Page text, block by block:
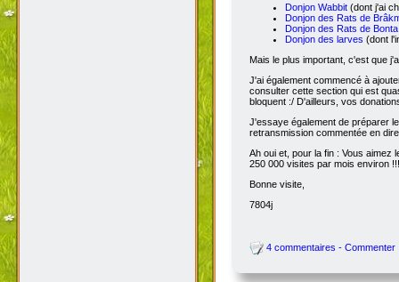
Donjon Wabbit (dont j'ai
Donjon des Rats de
Donjon des Rats de Bonta
Donjon des larves (dont
Mais le plus important, c'est que
J'ai également commencé à
consulter cette section qui est
bloquent :/ D'ailleurs, vos
J'essaye également de préparer
retransmission commentée en
Ah oui et, pour la fin : Vous
250 000 visites par mois environ !!!
Bonne visite,
7804j
4 commentaires - Commenter